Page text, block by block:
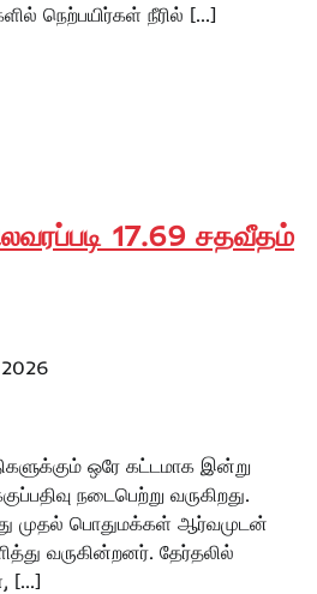
நெற்பயிர்கள் நீரில் […]
17.69 சதவீதம்
ஒரே கட்டமாக இன்று
நடைபெற்று வருகிறது.
முதல் பொதுமக்கள் ஆர்வமுடன்
வருகின்றனர். தேர்தலில்
[…]